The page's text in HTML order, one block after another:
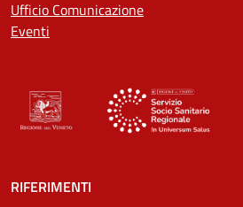
Ufficio Comunicazione
Eventi
RIFERIMENTI